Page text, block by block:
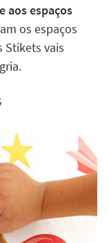
aos espaços
os espaços
Stikets vais